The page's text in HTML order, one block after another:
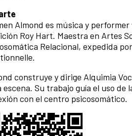
Almond es música y
Roy Hart. Maestra en Artes
Relacional, expedida
construye y dirige Alquimia
escena. Su trabajo guía el uso
con el centro psicosomático.